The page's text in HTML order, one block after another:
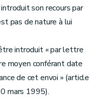
son recours par
pas de nature à lui
introduit « par lettre
moyen conférant date
de cet envoi » (article
mars 1995).